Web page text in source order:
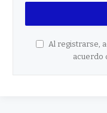
Al registrarse,
acuerdo